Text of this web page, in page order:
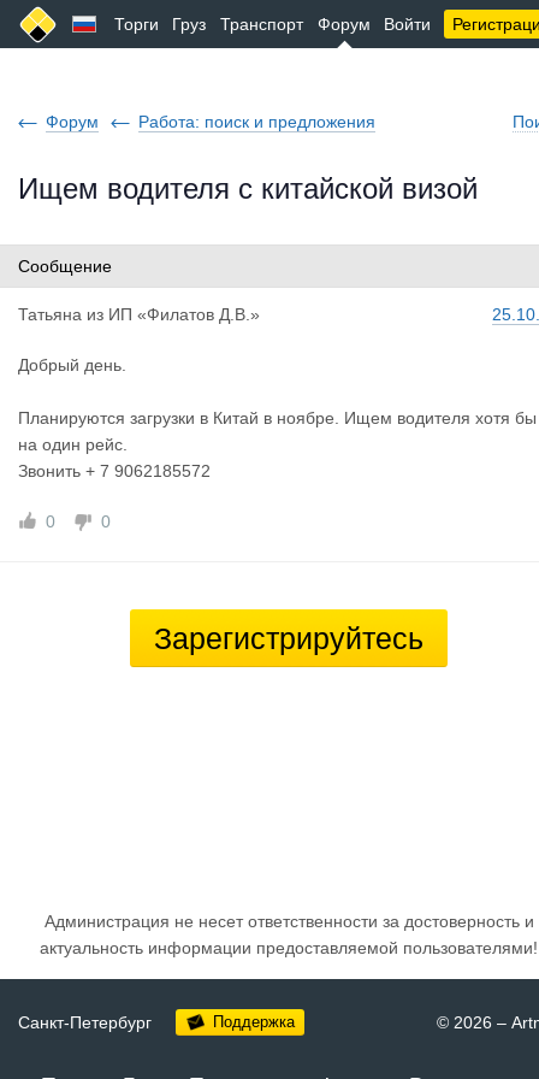
Торги Груз Транспорт Форум Войти
Форум Работа: поиск и предложения
Ищем водителя с китайской визой
Сообщение
Татьяна из ИП «Филатов Д.В.»
Добрый день.
Планируются загрузки в Китай в ноябре. Ищем водителя хотя бы
на один рейс.
Звонить + 7 9062185572
0 0
Зарегистрируйтесь
Администрация не несет ответственности за достоверность и
актуальность информации предоставляемой пользователями!
Санкт-Петербург Поддержка © 2026 –